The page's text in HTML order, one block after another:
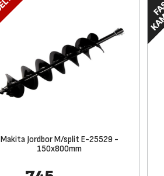
Makita Jordbor M/split E-25529 -
150x800mm